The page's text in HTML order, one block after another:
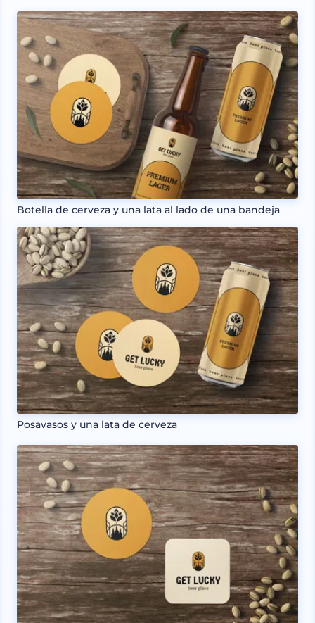
Botella de cerveza y una lata al lado de una bandeja
Posavasos y una lata de cerveza